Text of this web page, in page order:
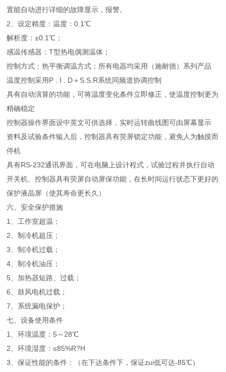
置能自动进行详细的故障显示，报警。
2、设定精度：温度：0.1℃
解析度：±0.1℃；
感温传感器：T型热电偶测温体；
控制方式：热平衡调温方式；所有电器均采用（施耐德）系列产品
温度控制采用P . I . D＋S.S.R系统同频道协调控制
具有自动演算的功能，可将温度变化条件立即修正，使温度控制更为
精确稳定
控制器操作界面设中英文可供选择，实时运转曲线图可由屏幕显示
资料及试验条件输入后，控制器具有荧屏锁定功能，避免人为触摸而
停机
具有RS-232通讯界面，可在电脑上设计程式，试验过程并执行自动
开关机、控制器具有荧屏自动屏保功能，在长时间运行状态下更好的
保护液晶屏（使其寿命更长久）
六、安全保护措施
1、工作室超温；
2、制冷机超压；
3、制冷机过载；
4、制冷机油压；
5、加热器短路、过载；
6、鼓风电机过载；
7、系统漏电保护；
七、设备使用条件
1、环境温度：5～28℃
2、环境湿度：≤85%R?H
3、保证性能的条件：（在下达条件下，保证zui低可达-85℃）